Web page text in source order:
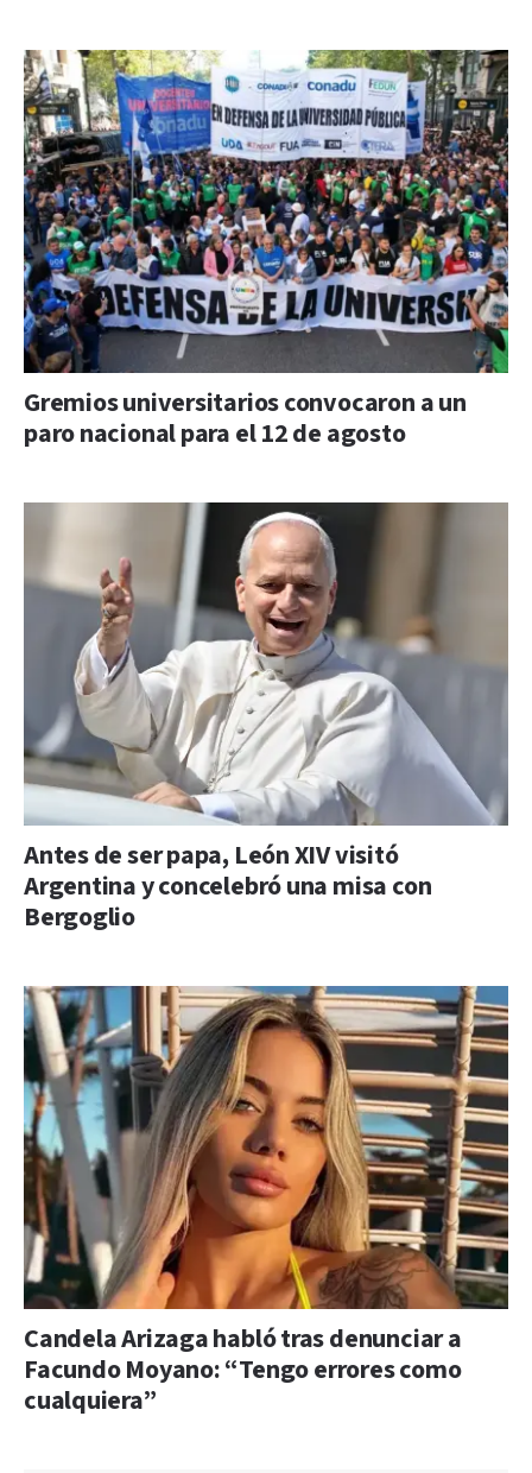
Gremios universitarios convocaron a un
paro nacional para el 12 de agosto
Antes de ser papa, León XIV visitó
Argentina y concelebró una misa con
Bergoglio
Candela Arizaga habló tras denunciar a
Facundo Moyano: “Tengo errores como
cualquiera”